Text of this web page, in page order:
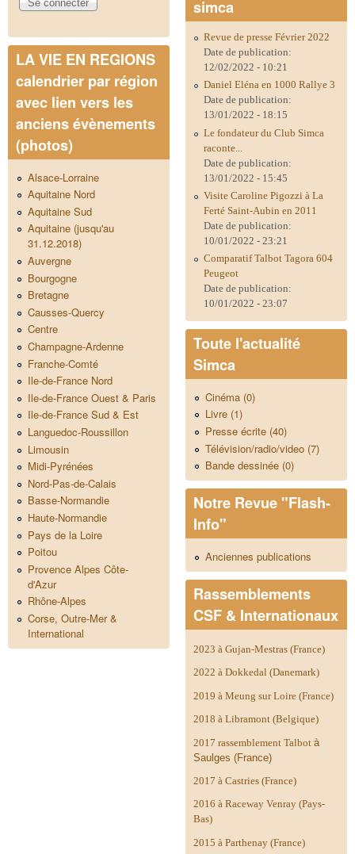
LA VIE EN REGIONS
calendrier par région
avec lien vers les
anciens évènements
(photos)
Alsace-Lorraine
Aquitaine Nord
Aquitaine Sud
Aquitaine (jusqu'au
31.12.2018)
Auvergne
Bourgogne
Bretagne
Causses-Quercy
Centre
Champagne-Ardenne
Franche-Comté
Ile-de-France Nord
Ile-de-France Ouest & Paris
Ile-de-France Sud & Est
Languedoc-Roussillon
Limousin
Midi-Pyrénées
Nord-Pas-de-Calais
Basse-Normandie
Haute-Normandie
Pays de la Loire
Poitou
Provence Alpes Côte-
d'Azur
Rhône-Alpes
Corse, Outre-Mer &
International
simca
Revue de presse Février 2022
Date de publication:
12/02/2022 - 10:21
Daniel Eléna en 1000 Rallye 3
Date de publication:
13/01/2022 - 18:15
Le fondateur du Club Simca
raconte...
Date de publication:
13/01/2022 - 15:45
Visite Caroline Pigozzi à La
Ferté Saint-Aubin en 2011
Date de publication:
10/01/2022 - 23:21
Comparatif Talbot Tagora 604
Peugeot
Date de publication:
10/01/2022 - 23:07
Toute l'actualité
Simca
Cinéma (0)
Livre (1)
Presse écrite (40)
Télévision/radio/video (7)
Bande dessinée (0)
Notre Revue "Flash-
Info"
Anciennes publications
Rassemblements
CSF & Internationaux
2023 à Gujan-Mestras (France)
2022 à Dokkedal (Danemark)
2019 à Meung sur Loire (France)
2018 à Libramont (Belgique)
2017 rassemblement Talbot à
Saulges (France)
2017 à Castries (France)
2016 à Raceway Venray (Pays-
Bas)
2015 à Parthenay (France)